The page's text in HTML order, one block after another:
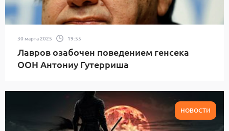
30 марта 2025 19:55
Лавров озабочен поведением генсека
ООН Антониу Гутерриша
НОВОСТИ